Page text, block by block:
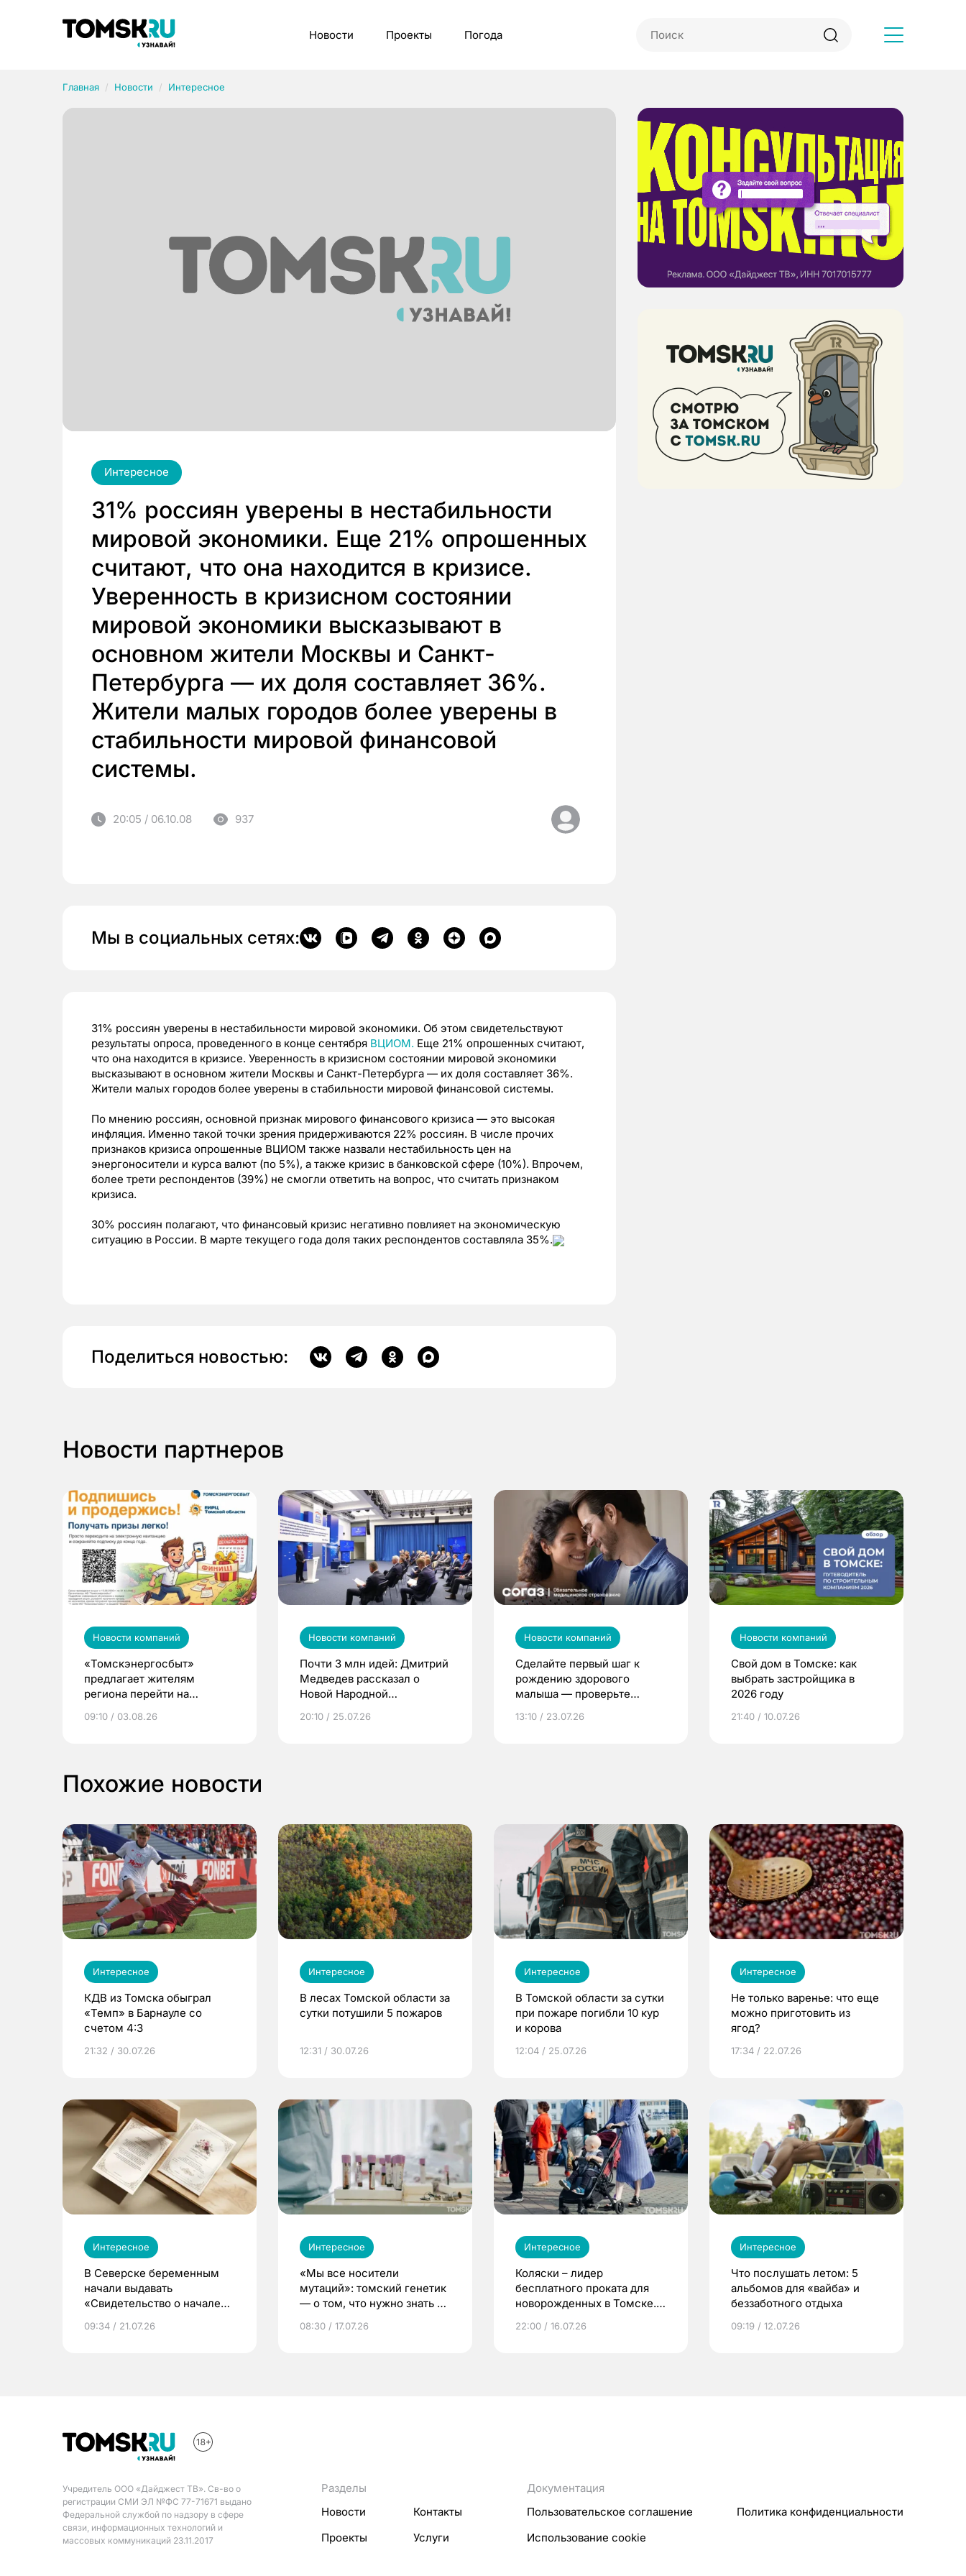
Новости Проекты Погода
Главная Новости Интересное
Интересное
31% россиян уверены в нестабильности
мировой экономики. Еще 21% опрошенных
считают, что она находится в кризисе.
Уверенность в кризисном состоянии
мировой экономики высказывают в
основном жители Москвы и Санкт-
Петербурга — их доля составляет 36%.
Жители малых городов более уверены в
стабильности мировой финансовой
системы.
20:05 / 06.10.08 937
Мы в социальных сетях:
31% россиян уверены в нестабильности мировой экономики. Об этом свидетельствуют
результаты опроса, проведенного в конце сентября ВЦИОМ. Еще 21% опрошенных считают,
что она находится в кризисе. Уверенность в кризисном состоянии мировой экономики
высказывают в основном жители Москвы и Санкт-Петербурга — их доля составляет 36%.
Жители малых городов более уверены в стабильности мировой финансовой системы.
По мнению россиян, основной признак мирового финансового кризиса — это высокая
инфляция. Именно такой точки зрения придерживаются 22% россиян. В числе прочих
признаков кризиса опрошенные ВЦИОМ также назвали нестабильность цен на
энергоносители и курса валют (по 5%), а также кризис в банковской сфере (10%). Впрочем,
более трети респондентов (39%) не смогли ответить на вопрос, что считать признаком
кризиса.
30% россиян полагают, что финансовый кризис негативно повлияет на экономическую
ситуацию в России. В марте текущего года доля таких респондентов составляла 35%.
Поделиться новостью:
Новости партнеров
Новости компаний
«Томскэнергосбыт»
предлагает жителям
региона перейти на
выиграть призы
09:10 / 03.08.26
Новости компаний
Почти 3 млн идей: Дмитрий
Медведев рассказал о
Новой Народной
20:10 / 25.07.26
Новости компаний
Сделайте первый шаг к
рождению здорового
малыша — проверьте
по ОМС!
13:10 / 23.07.26
Новости компаний
Свой дом в Томске: как
выбрать застройщика в
2026 году
21:40 / 10.07.26
Похожие новости
Интересное
КДВ из Томска обыграл
«Темп» в Барнауле со
счетом 4:3
21:32 / 30.07.26
Интересное
В лесах Томской области за
сутки потушили 5 пожаров
12:31 / 30.07.26
Интересное
В Томской области за сутки
при пожаре погибли 10 кур
и корова
12:04 / 25.07.26
Интересное
Не только варенье: что еще
можно приготовить из
ягод?
17:34 / 22.07.26
Интересное
В Северске беременным
начали выдавать
«Свидетельство о начале
09:34 / 21.07.26
Интересное
«Мы все носители
мутаций»: томский генетик
— о том, что нужно знать до
08:30 / 17.07.26
Интересное
Коляски – лидер
бесплатного проката для
новорожденных в Томске.
22:00 / 16.07.26
Интересное
Что послушать летом: 5
альбомов для «вайба» и
беззаботного отдыха
09:19 / 12.07.26
Учредитель ООО «Дайджест ТВ». Св-во о
регистрации СМИ ЭЛ №ФС 77-71671 выдано
Федеральной службой по надзору в сфере
связи, информационных технологий и
массовых коммуникаций 23.11.2017
Разделы
Новости
Контакты
Проекты
Услуги
Документация
Пользовательское соглашение
Политика конфиденциальности
Использование cookie
Рубрики